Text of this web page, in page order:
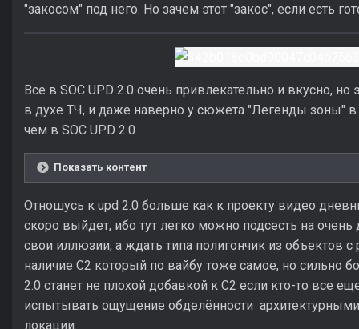
"закосом" под него. Но зачем этот "закос", если есть
Все в SOC UPD 2.0 очень привлекательно и вкусно,
в духе ТЧ, и даже наверно у сюжета "Легенды зоны"
чем в SOC UPD 2.0
Показать контент
Отношусь к upd 2.0 больше как к проекту видео
скоро выйдет, ибо тут легко можно подсесть на
свои иллюзии, а ждать типа полигончик из
наличие С2 который по вайбу тоже самое, но сильно
2.0 станет не плохой добавкой к С2 если кто-то все
испытывать ощущение обделённости
локации.